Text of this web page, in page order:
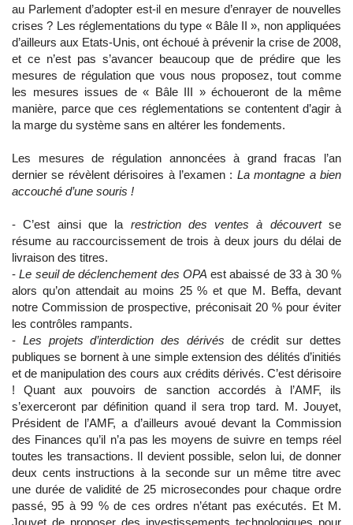
au Parlement d’adopter est-il en mesure d’enrayer de nouvelles
crises ? Les réglementations du type « Bâle II », non appliquées
d’ailleurs aux Etats-Unis, ont échoué à prévenir la crise de 2008,
et ce n’est pas s’avancer beaucoup que de prédire que les
mesures de régulation que vous nous proposez, tout comme
les mesures issues de « Bâle III » échoueront de la même
manière, parce que ces réglementations se contentent d’agir à
la marge du système sans en altérer les fondements.
Les mesures de régulation annoncées à grand fracas l’an
dernier se révèlent dérisoires à l’examen : La montagne a bien
accouché d’une souris !
- C’est ainsi que la restriction des ventes à découvertse
résume au raccourcissement de trois à deux jours du délai de
livraison des titres.
-Le seuil de déclenchement des OPA est abaissé de 33 à 30 %
alors qu’on attendait au moins 25 % et que M. Beffa, devant
notre Commission de prospective, préconisait 20 % pour éviter
les contrôles rampants.
- Les projets d’interdiction des dérivés de crédit sur dettes
publiques se bornent à une simple extension des délités d’initiés
et de manipulation des cours aux crédits dérivés. C’est dérisoire
! Quant aux pouvoirs de sanction accordés à l’AMF, ils
s’exerceront par définition quand il sera trop tard. M. Jouyet,
Président de l’AMF, a d’ailleurs avoué devant la Commission
des Finances qu’il n’a pas les moyens de suivre en temps réel
toutes les transactions. Il devient possible, selon lui, de donner
deux cents instructions à la seconde sur un même titre avec
une durée de validité de 25 microsecondes pour chaque ordre
passé, 95 à 99 % de ces ordres n’étant pas exécutés. Et M.
Jouyet de proposer des investissements technologiques pour